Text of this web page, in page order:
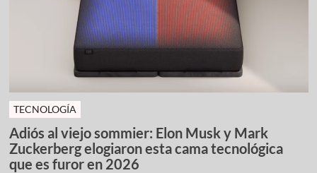
TECNOLOGÍA
Adiós al viejo sommier: Elon Musk y Mark
Zuckerberg elogiaron esta cama tecnológica
que es furor en 2026